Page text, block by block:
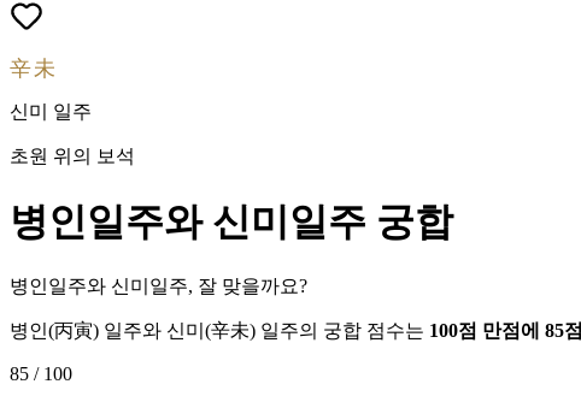
辛未
신미 일주
초원 위의 보석
병인일주와 신미일주 궁합
병인일주와 신미일주, 잘 맞을까요?
병인(丙寅) 일주와 신미 (辛未) 일주의 궁합 점수는 100점 만점에 85점
85 / 100